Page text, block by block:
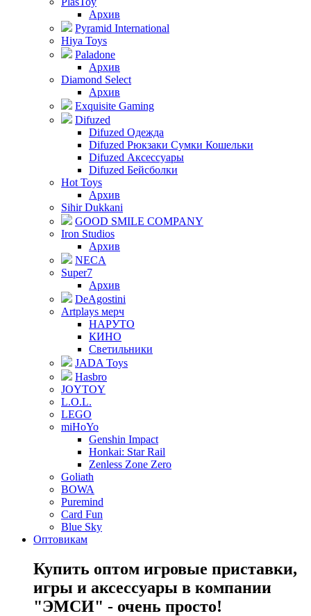
Архив
Pyramid International
Hiya Toys
Paladone
Архив
Diamond Select
Архив
Exquisite Gaming
Difuzed
Difuzed Одежда
Difuzed Рюкзаки Сумки Кошельки
Difuzed Аксессуары
Difuzed Бейсболки
Hot Toys
Архив
Sihir Dukkani
GOOD SMILE COMPANY
Iron Studios
Архив
NECA
Super7
Архив
DeAgostini
Artplays мерч
НАРУТО
КИНО
Светильники
JADA Toys
Hasbro
JOYTOY
L.O.L.
LEGO
miHoYo
Genshin Impact
Honkai: Star Rail
Zenless Zone Zero
Goliath
BOWA
Puremind
Card Fun
Blue Sky
Оптовикам
Купить оптом игровые приставки,
игры и аксессуары в компании
"ЭМСИ" - очень просто!